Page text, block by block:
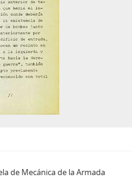
de Mecánica de la Armada